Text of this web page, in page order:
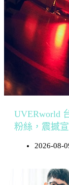
UVERworld
粉絲，震撼
2026-08-